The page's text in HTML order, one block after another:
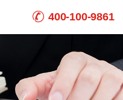
400-100-9861